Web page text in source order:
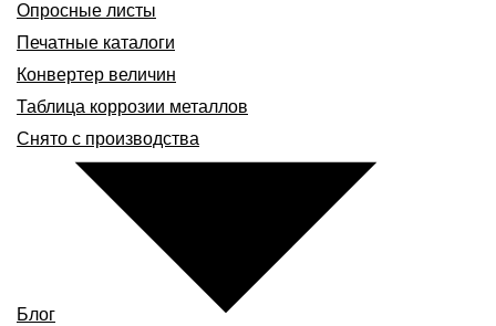
Опросные листы
Печатные каталоги
Конвертер величин
Таблица коррозии металлов
Снято с производства
Блог